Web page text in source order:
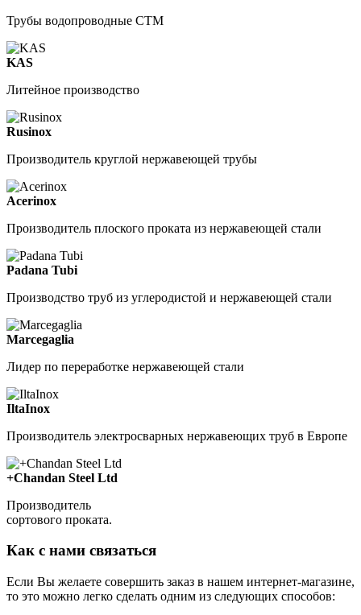
Трубы водопроводные СТМ
KAS
Литейное производство
Rusinox
Производитель круглой нержавеющей трубы
Acerinox
Производитель плоского проката из нержавеющей стали
Padana Tubi
Производство труб из углеродистой и нержавеющей стали
Marcegaglia
Лидер по переработке нержавеющей стали
IltaInox
Производитель электросварных нержавеющих труб в Европе
+Chandan Steel Ltd
Производитель
сортового проката.
Как с нами связаться
Если Вы желаете совершить заказ в нашем интернет-магазине,
то это можно легко сделать одним из следующих способов: